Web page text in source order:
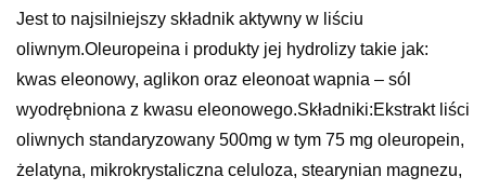
Jest to najsilniejszy składnik aktywny w liściu
oliwnym.Oleuropeina i produkty jej hydrolizy takie jak:
kwas eleonowy, aglikon oraz eleonoat wapnia – sól
wyodrębniona z kwasu eleonowego.Składniki:Ekstrakt liści
oliwnych standaryzowany 500mg w tym 75 mg oleuropein,
żelatyna, mikrokrystaliczna celuloza, stearynian magnezu,